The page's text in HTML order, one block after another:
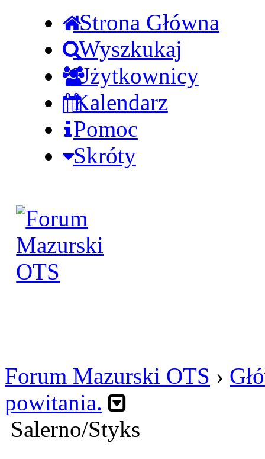
Strona Główna
Wyszkukaj
Użytkownicy
Kalendarz
Pomoc
Skróty
Forum Mazurski OTS ›
powitania.
Salerno/Styks